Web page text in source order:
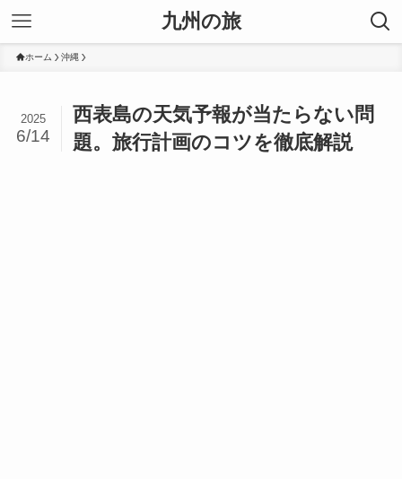
九州の旅
ホーム 沖縄
西表島の天気予報が当たらない問
題。旅行計画のコツを徹底解説
2025
6/14